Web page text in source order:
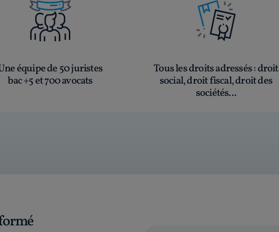
équipe de 50 juristes
bac +5 et 700 avocats
Tous les droits adressés: droit
social, droit fiscal, droit des
sociétés...